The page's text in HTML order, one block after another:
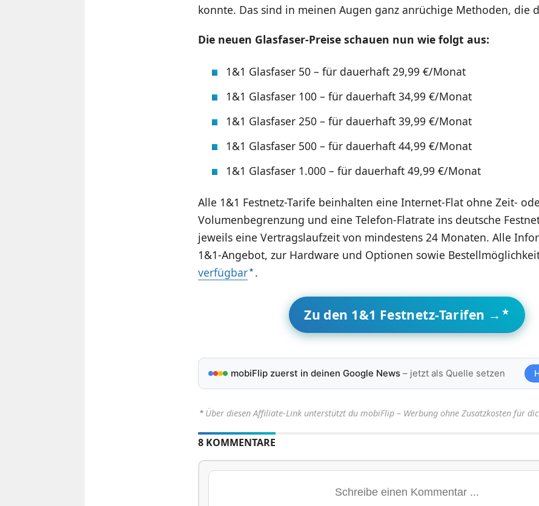
konnte. Das sind in meinen Augen ganz anrüchige Methoden, die
Die neuen Glasfaser-Preise schauen nun wie folgt aus:
1&1 Glasfaser 50 – für dauerhaft 29,99 €/Monat
1&1 Glasfaser 100 – für dauerhaft 34,99 €/Monat
1&1 Glasfaser 250 – für dauerhaft 39,99 €/Monat
1&1 Glasfaser 500 – für dauerhaft 44,99 €/Monat
1&1 Glasfaser 1.000 – für dauerhaft 49,99 €/Monat
Alle 1&1 Festnetz-Tarife beinhalten eine Internet-Flat ohne Zeit-
Volumenbegrenzung und eine Telefon-Flatrate ins deutsche
jeweils eine Vertragslaufzeit von mindestens 24 Monaten. Alle
1&1-Angebot, zur Hardware und Optionen sowie
verfügbar .
Zu den 1&1 Festnetz-Tarifen →
mobiFlip zuerst in deinen Google News– jetzt als Quelle setzen
⋆ Über diesen Affiliate-Link unterstützt du mobiFlip – Werbung ohne Zusatzkosten für
8 KOMMENTARE